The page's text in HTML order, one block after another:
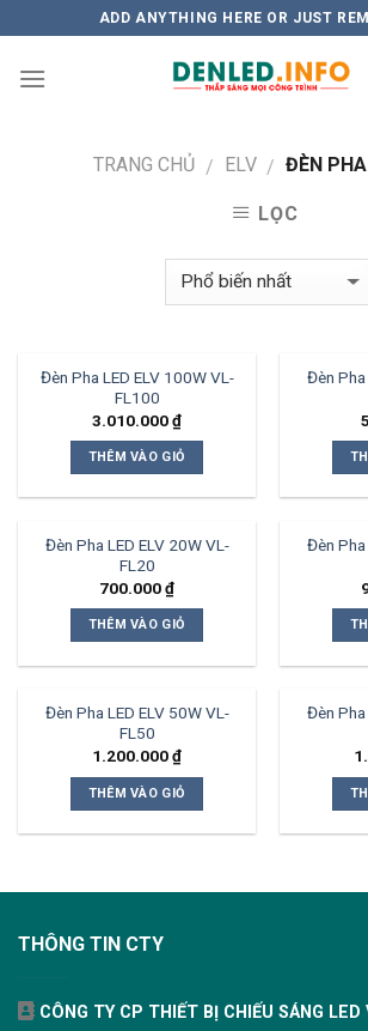
to
content
ADD ANYTHING HERE OR JUST
TRANG CHỦ / ELV / ĐÈN
LỌC
Đèn Pha LED ELV 100W VL-
FL100
3.010.000₫
THÊM VÀO GIỎ
Đèn Pha
Đèn Pha LED ELV 20W VL-
FL20
700.000₫
THÊM VÀO GIỎ
Đèn Pha
Đèn Pha LED ELV 50W VL-
FL50
1.200.000₫
THÊM VÀO GIỎ
Đèn Pha
THÔNG TIN CTY
CÔNG TY CP THIẾT BỊ CHIẾU SÁNG LED